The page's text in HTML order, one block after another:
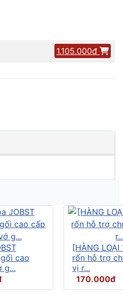
1.105.000đ
cao
g...
[HÀNG
rốn hỗ trợ
vị r...
170.000đ